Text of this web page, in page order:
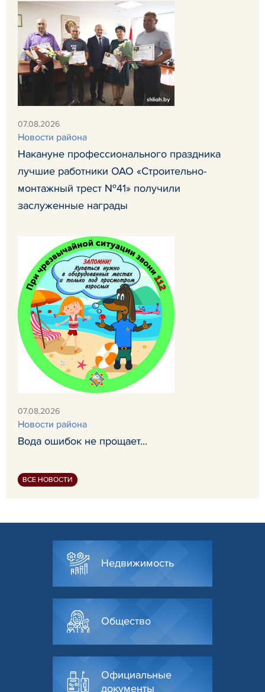
07.08.2026
Новости района
Накануне профессионального праздника
лучшие работники ОАО «Строительно-
монтажный трест №41» получили
заслуженные награды
07.08.2026
Новости района
Вода ошибок не прощает...
ВСЕ НОВОСТИ
Недвижимость
Общество
Официальные
документы